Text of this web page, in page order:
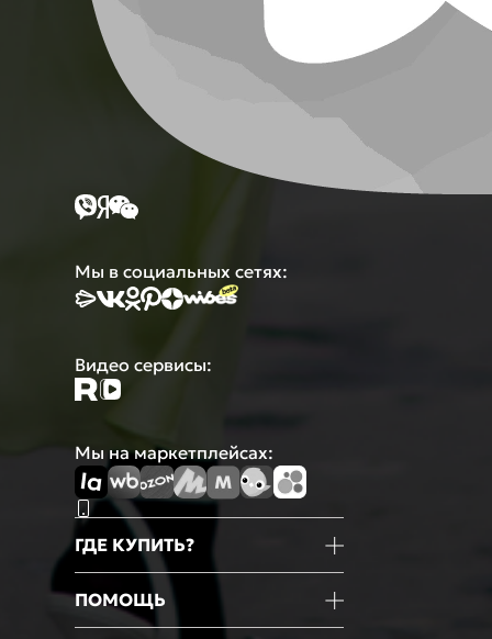
Мы в социальных сетях:
Видео сервисы:
Мы на маркетплейсах:
ГДЕ КУПИТЬ?
Маркетплейсы
ПОМОЩЬ